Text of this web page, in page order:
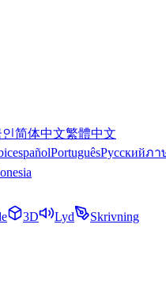
简体中文繁體中文
españolPortuguêsРусскийภา
3D Lyd Skrivning